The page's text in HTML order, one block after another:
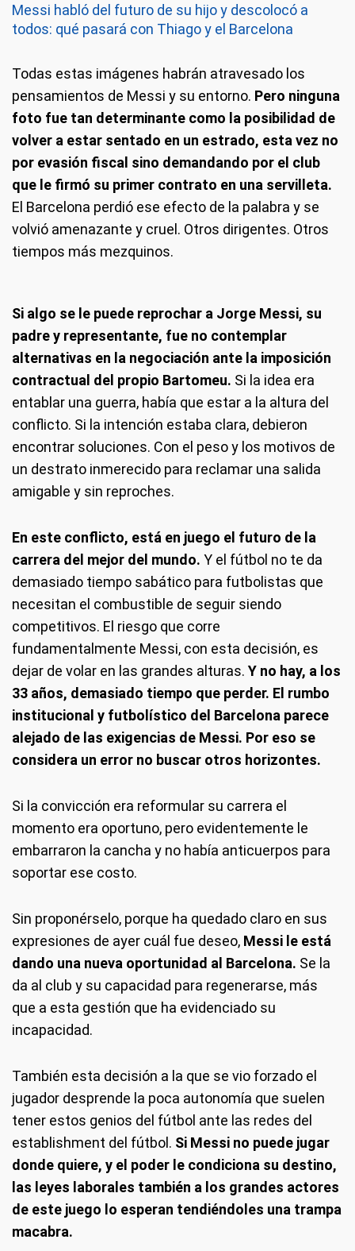
Messi habló del futuro de su hijo y descolocó a
todos: qué pasará con Thiago y el Barcelona
Todas estas imágenes habrán atravesado los
pensamientos de Messi y su entorno. Pero ninguna
foto fue tan determinante como la posibilidad de
volver a estar sentado en un estrado, esta vez no
por evasión fiscal sino demandando por el club
que le firmó su primer contrato en una servilleta.
El Barcelona perdió ese efecto de la palabra y se
volvió amenazante y cruel. Otros dirigentes. Otros
tiempos más mezquinos.
Si algo se le puede reprochar a Jorge Messi, su
padre y representante, fue no contemplar
alternativas en la negociación ante la imposición
contractual del propio Bartomeu. Si la idea era
entablar una guerra, había que estar a la altura del
conflicto. Si la intención estaba clara, debieron
encontrar soluciones. Con el peso y los motivos de
un destrato inmerecido para reclamar una salida
amigable y sin reproches.
En este conflicto, está en juego el futuro de la
carrera del mejor del mundo. Y el fútbol no te da
demasiado tiempo sabático para futbolistas que
necesitan el combustible de seguir siendo
competitivos. El riesgo que corre
fundamentalmente Messi, con esta decisión, es
dejar de volar en las grandes alturas. Y no hay, a los
33 años, demasiado tiempo que perder. El rumbo
institucional y futbolístico del Barcelona parece
alejado de las exigencias de Messi. Por eso se
considera un error no buscar otros horizontes.
Si la convicción era reformular su carrera el
momento era oportuno, pero evidentemente le
embarraron la cancha y no había anticuerpos para
soportar ese costo.
Sin proponérselo, porque ha quedado claro en sus
expresiones de ayer cuál fue deseo, Messi le está
dando una nueva oportunidad al Barcelona. Se la
da al club y su capacidad para regenerarse, más
que a esta gestión que ha evidenciado su
incapacidad.
También esta decisión a la que se vio forzado el
jugador desprende la poca autonomía que suelen
tener estos genios del fútbol ante las redes del
establishment del fútbol. Si Messi no puede jugar
donde quiere, y el poder le condiciona su destino,
las leyes laborales también a los grandes actores
de este juego lo esperan tendiéndoles una trampa
macabra.